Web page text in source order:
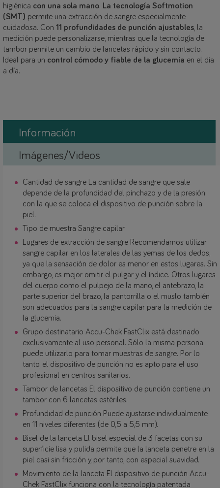
higiénica con una sola mano. La tecnología Softmotion
(SMT) permite una extracción de sangre especialmente
cuidadosa. Con 11 profundidades de punción ajustables, la
medición puede personalizarse, mientras que la tecnología de
tambor permite un cambio de lancetas rápido y sin contacto.
Ideal para un control cómodo y fiable de la glucemia en el día
a día.
Información
Imágenes/Videos
Cantidad de sangre La cantidad de sangre que sale
depende de la profundidad del pinchazo y de la presión
con la que se coloca el dispositivo de punción sobre la
piel.
Tipo de muestra Sangre capilar
Lugares de extracción de sangre Recomendamos utilizar
sangre capilar en los laterales de las yemas de los dedos,
ya que la sensación de dolor es menor en estos lugares. Sin
embargo, es mejor omitir el pulgar y el índice. Otros lugares
del cuerpo como el pulpejo de la mano, el antebrazo, la
parte superior del brazo, la pantorrilla o el muslo también
son adecuados para la sangre capilar para la medición de
la glucemia.
Grupo destinatario Accu-Chek FastClix está destinado
exclusivamente al uso personal. Sólo la misma persona
puede utilizarlo para tomar muestras de sangre. Por lo
tanto, el dispositivo de punción no es apto para el uso
profesional en centros sanitarios.
Tambor de lancetas El dispositivo de punción contiene un
tambor con 6 lancetas estériles.
Profundidad de punción Puede ajustarse individualmente
en 11 niveles diferentes (de 0,5 a 5,5 mm).
Bisel de la lanceta El bisel especial de 3 facetas con su
superficie lisa y pulida permite que la lanceta penetre en la
piel casi sin fricción y, por tanto, con especial suavidad.
Movimiento de la lanceta El dispositivo de punción Accu-
Chek FastClix funciona con la tecnología patentada